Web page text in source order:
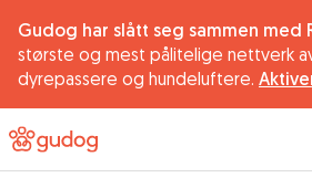
Gudog har slått seg sammen med
største og mest pålitelige nettverk
dyrepassere og hundeluftere.